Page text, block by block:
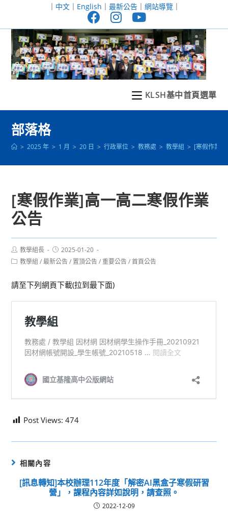
至
｜ 中文｜ English ｜ 最新公告｜ 網站導覽｜
KLSH基中首頁選單
部落格
> 2025 年 > 1 月 > 20 日 > 行政單位 > 教務處 > 教學組 > [寒假作業]
[寒假作業]高一高二寒假作業
公告
Post
author:
教學組長
Post
published:
2025-01-20
Post教學組 / 最新公告 / 置頂公告 / 重要公告 / 首頁公告
請至下列網頁下載(拉到最下面)
Post Views: 474
相關內容
[訊息轉知]本校辦理112年度「解密AI黑盒子寒假研習
營」，課程內容詳如說明，請查照。
2022-12-09